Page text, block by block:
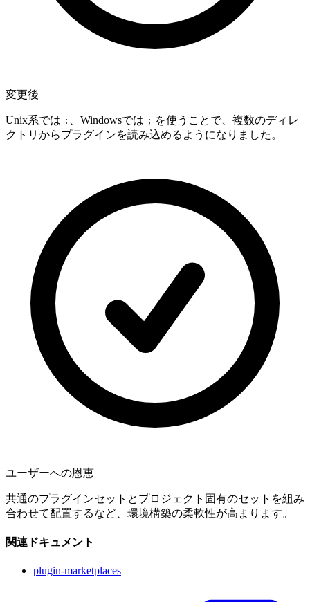
変更後
Unix系では : 、Windowsでは ; を使うことで、複数のディレ
クトリからプラグインを読み込めるようになりました。
ユーザーへの恩恵
共通のプラグインセットとプロジェクト固有のセットを組み
合わせて配置するなど、環境構築の柔軟性が高まります。
関連ドキュメント
plugin-marketplaces